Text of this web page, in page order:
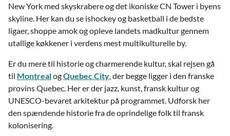
New York med skyskrabere og det ikoniske CN Tower i byens
skyline. Her kan du se ishockey og basketball i de bedste
ligaer, shoppe amok og opleve landets madkultur gennem
utallige køkkener i verdens mest multikulturelle by.
Er du mere til historie og charmerende kultur, skal rejsen gå
til MontrealogQuebec City, der begge ligger i den franske
provins Quebec. Her er der jazz, kunst, fransk kultur og
UNESCO-bevaret arkitektur på programmet. Udforsk her
den spændende historie fra de oprindelige folk til fransk
kolonisering.